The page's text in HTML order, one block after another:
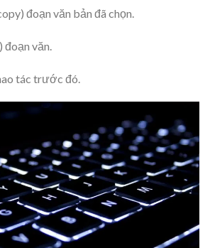
đoạn văn bản đã chọn.
đoạn văn.
tác trước đó.